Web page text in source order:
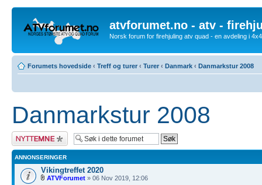
atvforumet.no - atv -
Norsk forum for firehjuling atv quad - en avdeling i
Forumets hovedside ‹ Treff og turer ‹ Turer ‹ Danmark ‹ Danmarkstur 2008
Danmarkstur 2008
Legg inn et nytt
emne
ANNONSERINGER
Vikingtreffet 2020
ATVForumet » 06 Nov 2019, 12:06